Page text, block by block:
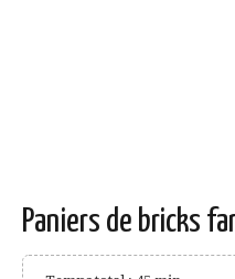
Paniers de bricks